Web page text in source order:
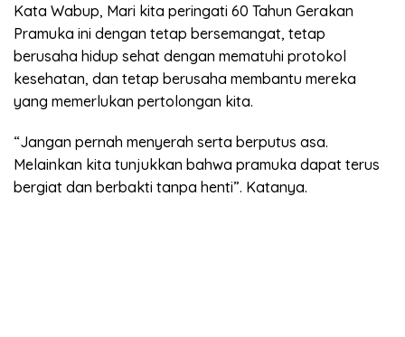
Kata Wabup, Mari kita peringati 60 Tahun Gerakan
Pramuka ini dengan tetap bersemangat, tetap
berusaha hidup sehat dengan mematuhi protokol
kesehatan, dan tetap berusaha membantu mereka
yang memerlukan pertolongan kita.
“Jangan pernah menyerah serta berputus asa.
Melainkan kita tunjukkan bahwa pramuka dapat terus
bergiat dan berbakti tanpa henti”. Katanya.